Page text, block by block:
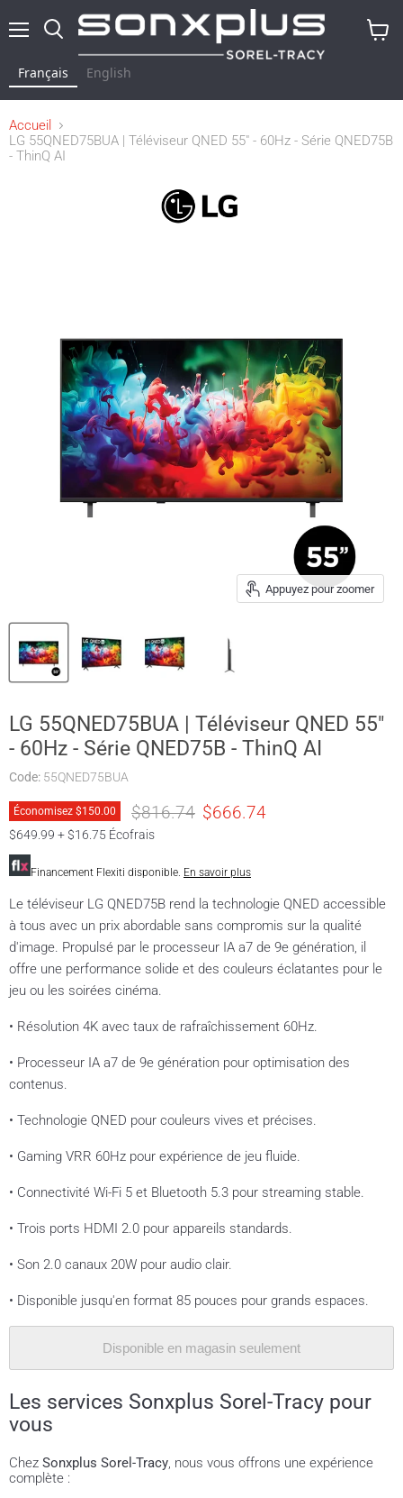
Français English
Accueil
LG 55QNED75BUA | Téléviseur QNED 55" - 60Hz - Série QNED75B
- ThinQ AI
Appuyez pour zoomer
LG 55QNED75BUA | Téléviseur QNED 55"
- 60Hz - Série QNED75B - ThinQ AI
Code: 55QNED75BUA
Économisez $150.00 Prix original
$816.74 Prix actuel
$666.74
$649.99 + $16.75 Écofrais
Financement Flexiti disponible. En savoir plus
Le téléviseur LG QNED75B rend la technologie QNED accessible
à tous avec un prix abordable sans compromis sur la qualité
d'image. Propulsé par le processeur IA a7 de 9e génération, il
offre une performance solide et des couleurs éclatantes pour le
jeu ou les soirées cinéma.
• Résolution 4K avec taux de rafraîchissement 60Hz.
• Processeur IA a7 de 9e génération pour optimisation des
contenus.
• Technologie QNED pour couleurs vives et précises.
• Gaming VRR 60Hz pour expérience de jeu fluide.
• Connectivité Wi-Fi 5 et Bluetooth 5.3 pour streaming stable.
• Trois ports HDMI 2.0 pour appareils standards.
• Son 2.0 canaux 20W pour audio clair.
• Disponible jusqu'en format 85 pouces pour grands espaces.
Disponible en magasin seulement
Les services Sonxplus Sorel-Tracy pour
vous
Chez Sonxplus Sorel-Tracy, nous vous offrons une expérience
complète :